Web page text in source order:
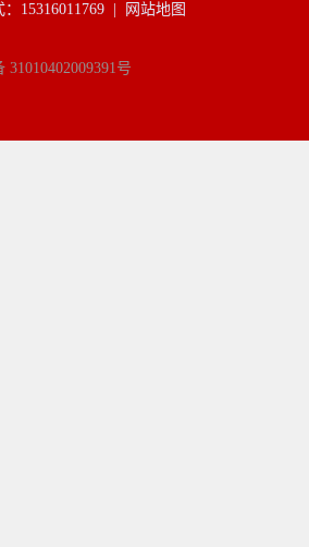
：15316011769 |
网站地图
31010402009391号